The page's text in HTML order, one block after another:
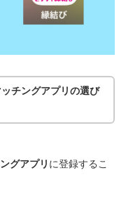
チングアプリの選び
グアプリ に登録するこ